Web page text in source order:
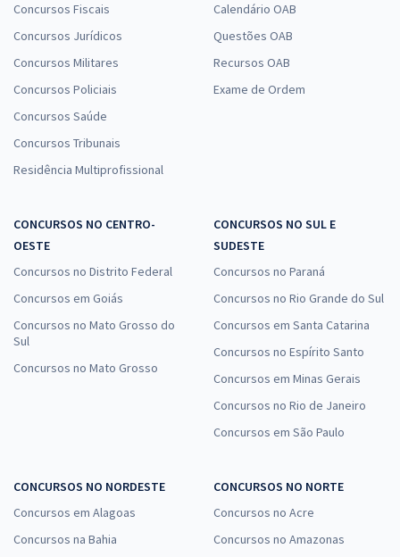
Concursos Fiscais
Concursos Jurídicos
Concursos Militares
Concursos Policiais
Concursos Saúde
Concursos Tribunais
Residência Multiprofissional
Calendário OAB
Questões OAB
Recursos OAB
Exame de Ordem
CONCURSOS NO CENTRO-
OESTE
Concursos no Distrito Federal
Concursos em Goiás
Concursos no Mato Grosso do
Sul
Concursos no Mato Grosso
CONCURSOS NO SUL E
SUDESTE
Concursos no Paraná
Concursos no Rio Grande do Sul
Concursos em Santa Catarina
Concursos no Espírito Santo
Concursos em Minas Gerais
Concursos no Rio de Janeiro
Concursos em São Paulo
CONCURSOS NO NORDESTE
Concursos em Alagoas
Concursos na Bahia
CONCURSOS NO NORTE
Concursos no Acre
Concursos no Amazonas